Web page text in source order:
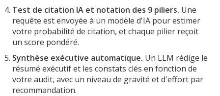
Test de citation IA et notation des 9 piliers. Une
requête est envoyée à un modèle d'IA pour estimer
votre probabilité de citation, et chaque pilier reçoit
un score pondéré.
Synthèse exécutive automatique. Un LLM rédige le
résumé exécutif et les constats clés en fonction de
votre audit, avec un niveau de gravité et d'effort par
recommandation.